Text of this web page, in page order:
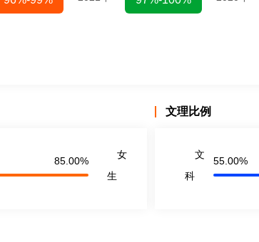
85.00%
女
生
文理比例
文
科
55.00%